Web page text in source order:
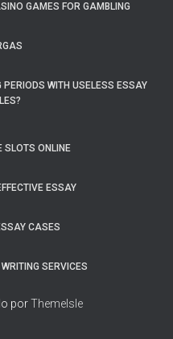
GAMES FOR GAMBLING
WITH USELESS ESSAY
SLOTS ONLINE
ESSAY
CASES
SERVICES
porThemeIsle